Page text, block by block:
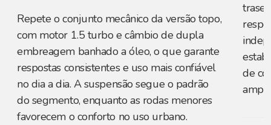
Repete o conjunto mecânico da versão topo,
com motor 1.5 turbo e câmbio de dupla
embreagem banhado a óleo, o que garante
respostas consistentes e uso mais confiável
no dia a dia. A suspensão segue o padrão
do segmento, enquanto as rodas menores
favorecem o conforto no uso urbano.
de